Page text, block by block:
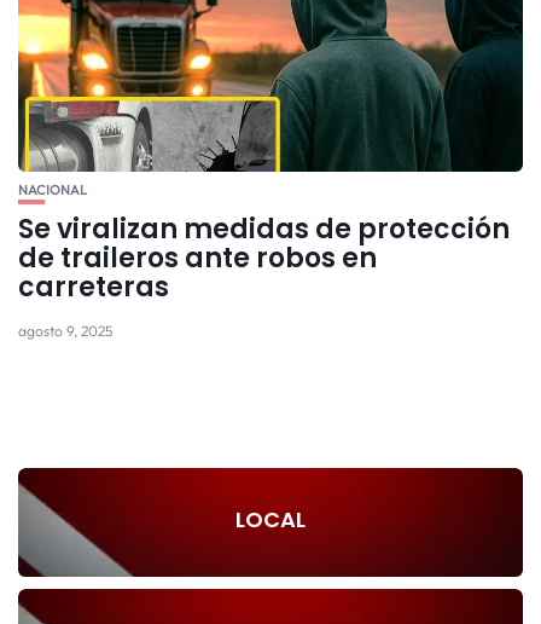
NACIONAL
Se viralizan medidas de protección
de traileros ante robos en
carreteras
agosto 9, 2025
LOCAL